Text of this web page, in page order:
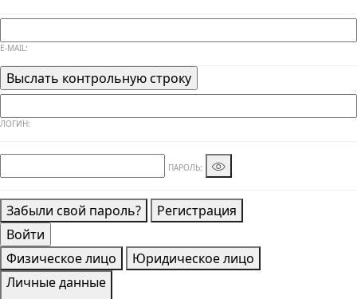
E-MAIL:
ЛОГИН:
ПАРОЛЬ:
Забыли свой пароль? Регистрация
Физическое лицо
Юридическое лицо
Личные данные